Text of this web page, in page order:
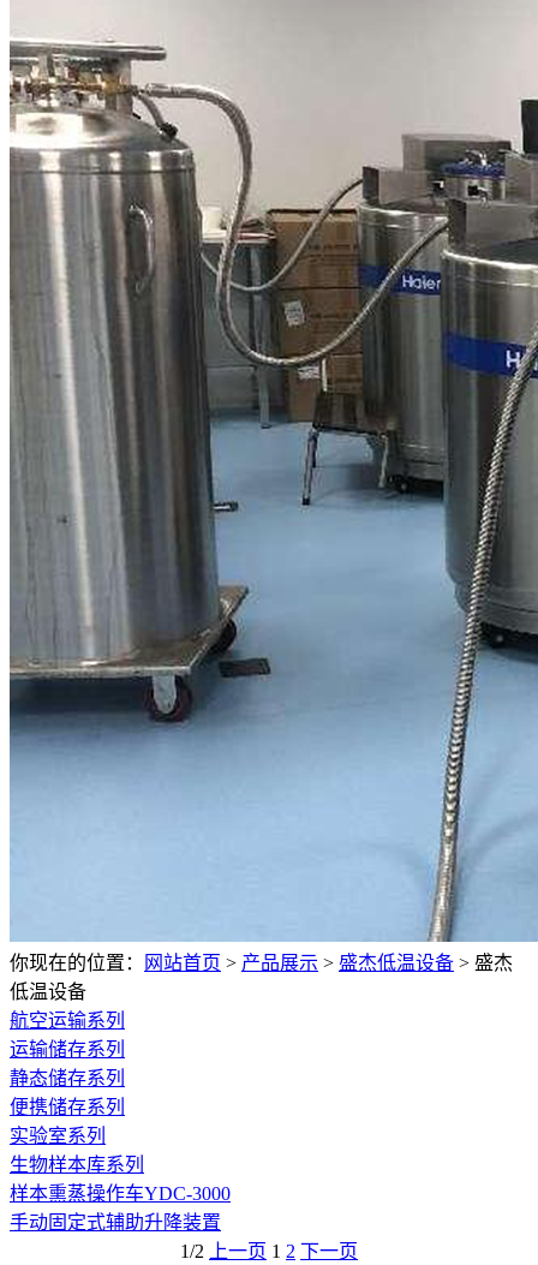
你现在的位置： 网站首页 > 产品展示 > 盛杰低温设备 > 盛杰
低温设备
航空运输系列
运输储存系列
静态储存系列
便携储存系列
实验室系列
生物样本库系列
样本熏蒸操作车YDC-3000
手动固定式辅助升降装置
1/2
上一页 1 2 下一页